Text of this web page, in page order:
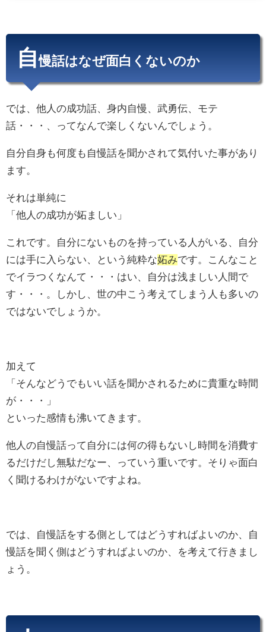
自慢話はなぜ面白くないのか
では、他人の成功話、身内自慢、武勇伝、モテ
話・・・、ってなんで楽しくないんでしょう。
自分自身も何度も自慢話を聞かされて気付いた事があり
ます。
それは単純に
「他人の成功が妬ましい」
これです。自分にないものを持っている人がいる、自分
には手に入らない、という純粋な妬みです。こんなこと
でイラつくなんて・・・はい、自分は浅ましい人間で
す・・・。しかし、世の中こう考えてしまう人も多いの
ではないでしょうか。
加えて
「そんなどうでもいい話を聞かされるために貴重な時間
が・・・」
といった感情も沸いてきます。
他人の自慢話って自分には何の得もないし時間を消費す
るだけだし無駄だなー、っていう重いです。そりゃ面白
く聞けるわけがないですよね。
では、自慢話をする側としてはどうすればよいのか、自
慢話を聞く側はどうすればよいのか、を考えて行きまし
ょう。